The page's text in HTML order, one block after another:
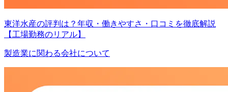
東洋水産の評判は？年収・働きやすさ・口コミを徹底解説
【工場勤務のリアル】
製造業に関わる会社について